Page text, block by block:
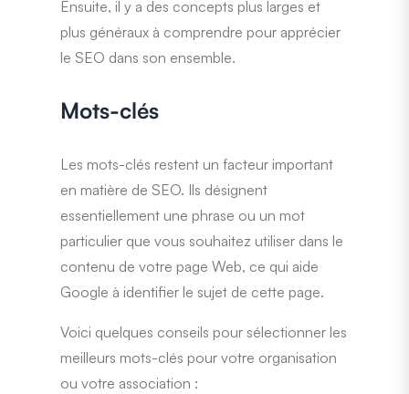
Ensuite, il y a des concepts plus larges et
plus généraux à comprendre pour apprécier
le SEO dans son ensemble.
Mots-clés
Les mots-clés restent un facteur important
en matière de SEO. Ils désignent
essentiellement une phrase ou un mot
particulier que vous souhaitez utiliser dans le
contenu de votre page Web, ce qui aide
Google à identifier le sujet de cette page.
Voici quelques conseils pour sélectionner les
meilleurs mots-clés pour votre organisation
ou votre association :